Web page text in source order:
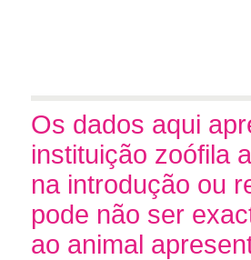
Os dados aqui
instituição zoófila
na introdução ou
pode não ser
ao animal